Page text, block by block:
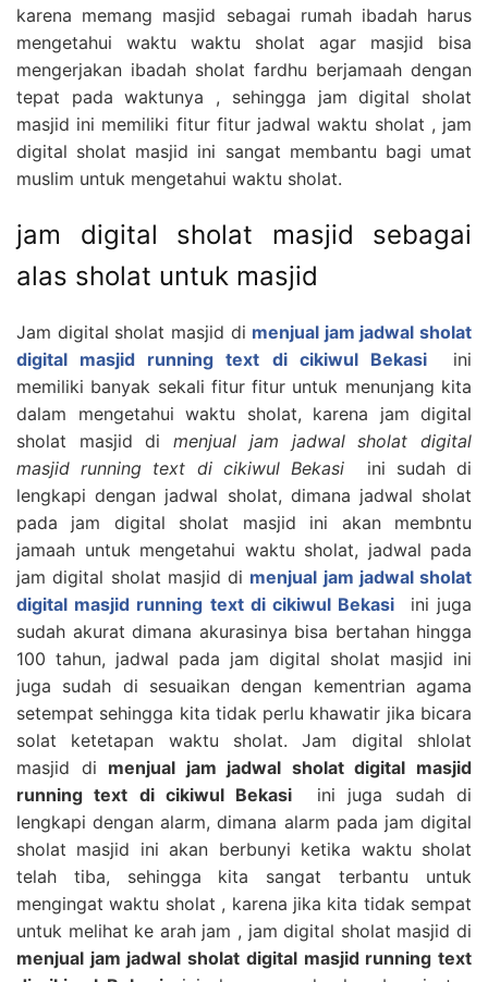
karena memang masjid sebagai rumah ibadah harus
mengetahui waktu waktu sholat agar masjid bisa
mengerjakan ibadah sholat fardhu berjamaah dengan
tepat pada waktunya , sehingga jam digital sholat
masjid ini memiliki fitur fitur jadwal waktu sholat , jam
digital sholat masjid ini sangat membantu bagi umat
muslim untuk mengetahui waktu sholat.
jam digital sholat masjid sebagai
alas sholat untuk masjid
Jam digital sholat masjid di menjual jam jadwal sholat
digital masjid running text di cikiwul Bekasi
ini
memiliki banyak sekali fitur fitur untuk menunjang kita
dalam mengetahui waktu sholat, karena jam digital
sholat masjid dimenjual jam jadwal sholat digital
masjid running text di cikiwul Bekasi ini sudah di
lengkapi dengan jadwal sholat, dimana jadwal sholat
pada jam digital sholat masjid ini akan membntu
jamaah untuk mengetahui waktu sholat, jadwal pada
jam digital sholat masjid di menjual jam jadwal sholat
digital masjid running text di cikiwul Bekasi
ini juga
sudah akurat dimana akurasinya bisa bertahan hingga
100 tahun, jadwal pada jam digital sholat masjid ini
juga sudah di sesuaikan dengan kementrian agama
setempat sehingga kita tidak perlu khawatir jika bicara
solat ketetapan waktu sholat. Jam digital shlolat
masjid di menjual jam jadwal sholat digital masjid
running text di cikiwul Bekasi ini juga sudah di
lengkapi dengan alarm, dimana alarm pada jam digital
sholat masjid ini akan berbunyi ketika waktu sholat
telah tiba, sehingga kita sangat terbantu untuk
mengingat waktu sholat , karena jika kita tidak sempat
untuk melihat ke arah jam , jam digital sholat masjid di
menjual jam jadwal sholat digital masjid running text